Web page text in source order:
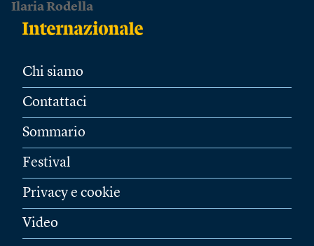
Ilaria Rodella
Chi siamo
Contattaci
Sommario
Festival
Privacy e cookie
Video